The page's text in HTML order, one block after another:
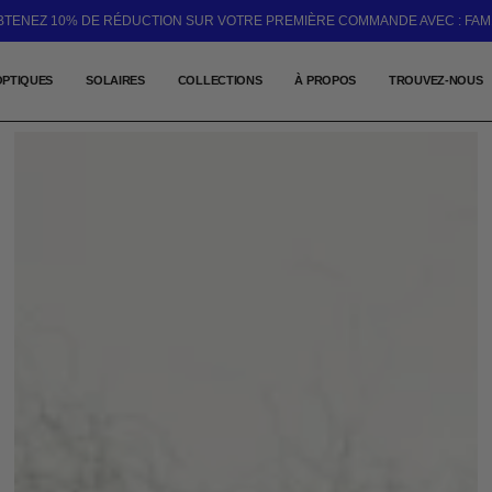
10% DE RÉDUCTION SUR VOTRE PREMIÈRE COMMANDE AVEC :
SOLAIRES COLLECTIONS À PROPOS TROUVEZ-NOUS